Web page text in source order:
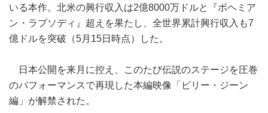
いる本作。北米の興行収入は2億8000万ドルと『ボヘミア
ン・ラプソディ』超えを果たし、全世界累計興行収入も7
億ドルを突破（5月15日時点）した。
日本公開を来月に控え、このたび伝説のステージを圧巻
のパフォーマンスで再現した本編映像「ビリー・ジーン
編」が解禁された。